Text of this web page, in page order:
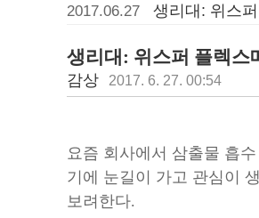
2017.06.27 생리대: 위스
생리대: 위스퍼 플렉
감상 2017. 6. 27. 00:54
요즘 회사에서 삼출물 흡
기에 눈길이 가고 관심이
보려한다.